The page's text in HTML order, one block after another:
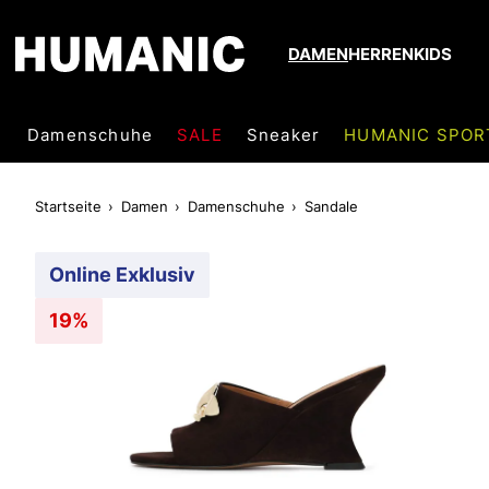
DAMENHERRENKIDS
Damenschuhe SALE Sneaker HUMANIC
Startseite Damen Damenschuhe Sandale
Online Exklusiv
19%